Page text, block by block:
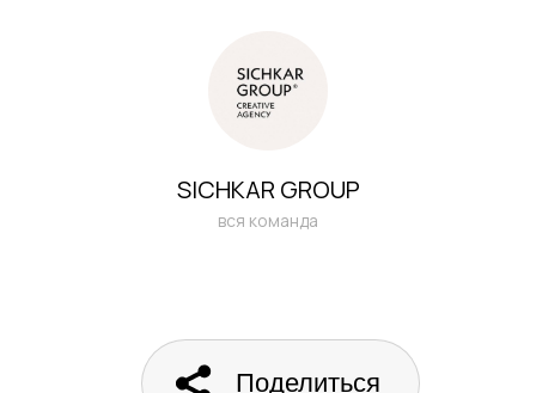
SICHKAR GROUP
вся команда
Поделиться
БЕСПЛАТНУЮ
ОНЛАЙН-
По итогам консультации мы дадим
краткую аналитическую справку